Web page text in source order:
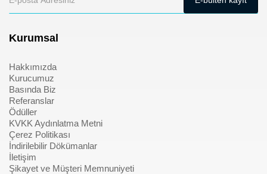
Kurumsal
Hakkımızda
Kurucumuz
Basında Biz
Referanslar
Ödüller
KVKK Aydınlatma Metni
Çerez Politikası
İndirilebilir Dökümanlar
İletişim
Şikayet ve Müşteri Memnuniyeti